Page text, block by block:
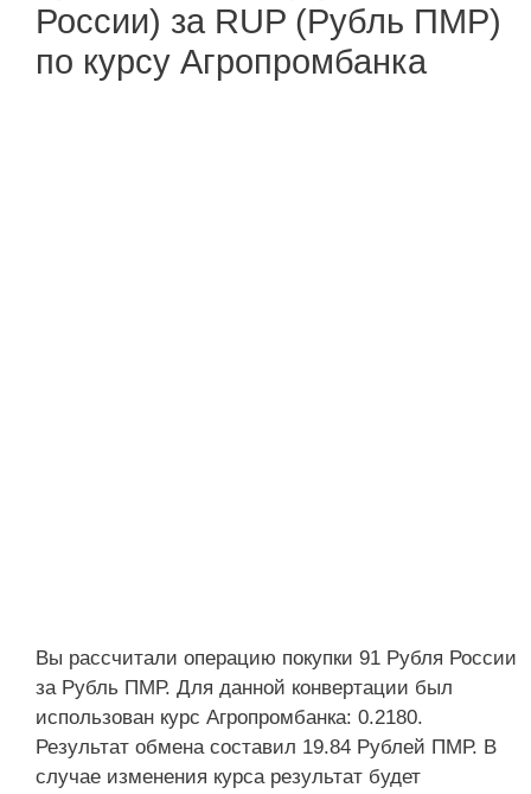
России) за RUP (Рубль ПМР)
по курсу Агропромбанка
Вы рассчитали операцию покупки 91 Рубля России
за Рубль ПМР. Для данной конвертации был
использован курс Агропромбанка: 0.2180.
Результат обмена составил 19.84 Рублей ПМР. В
случае изменения курса результат будет